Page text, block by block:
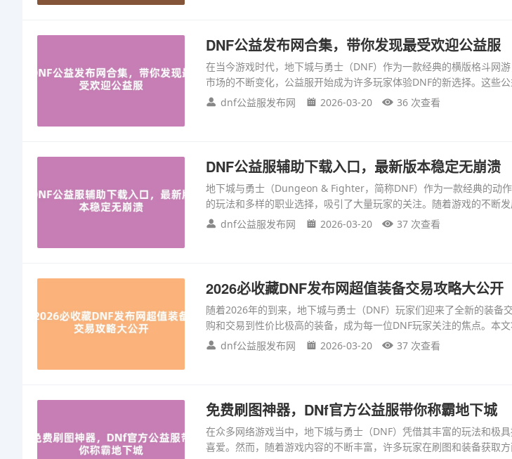
DNF公益发布网合集，带你发现最受欢迎公益服
在当今游戏时代，地下城与勇士（DNF）作为一款经典的横版格斗网
市场的不断变化，公益服开始成为许多玩家体验DNF的新选择。这些公
dnf公益服发布网
2026-03-20 36 次查看
DNF公益服辅助下载入口，最新版本稳定无崩溃
地下城与勇士（Dungeon & Fighter，简称DNF）作为一款经典的动
的玩法和多样的职业选择，吸引了大量玩家的关注。随着游戏的不断发
dnf公益服发布网
2026-03-20 37 次查看
2026必收藏DNF发布网超值装备交易攻略大公开
随着2026年的到来，地下城与勇士（DNF）玩家们迎来了全新的装备
购和交易到性价比极高的装备，成为每一位DNF玩家关注的焦点。本文
dnf公益服发布网
2026-03-20 37 次查看
免费刷图神器，DNf官方公益服带你称霸地下城
在众多网络游戏当中，地下城与勇士（DNF）凭借其丰富的玩法和极
喜爱。然而，随着游戏内容的不断丰富，许多玩家在刷图和装备获取方